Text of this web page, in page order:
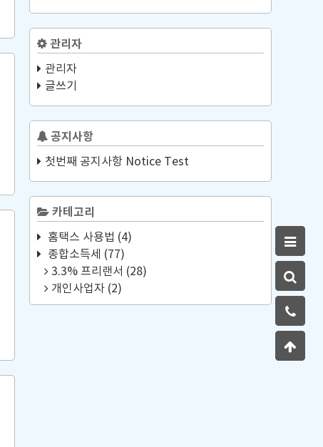
관리자
관리자
글쓰기
공지사항
첫번째 공지사항 Notice Test
카테고리
홈택스 사용법 (4)
종합소득세 (77)
3.3% 프리랜서 (28)
개인사업자 (2)